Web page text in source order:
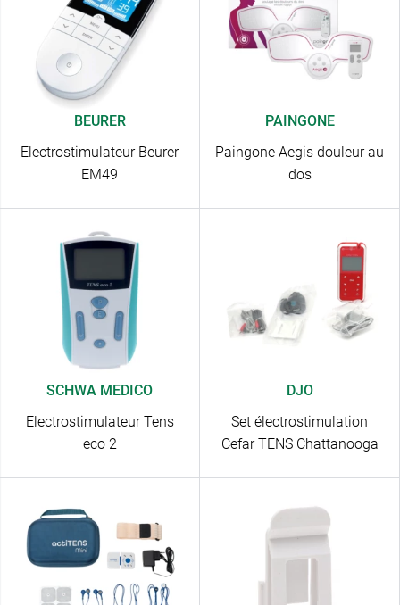
BEURER
Electrostimulateur Beurer
EM49
PAINGONE
Paingone Aegis douleur au
dos
SCHWA MEDICO
Electrostimulateur Tens
eco 2
DJO
Set électrostimulation
Cefar TENS Chattanooga